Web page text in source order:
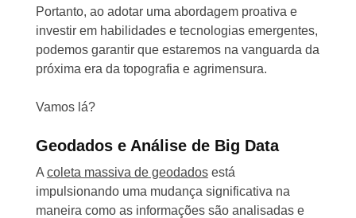
Portanto, ao adotar uma abordagem proativa e
investir em habilidades e tecnologias emergentes,
podemos garantir que estaremos na vanguarda da
próxima era da topografia e agrimensura.
Vamos lá?
Geodados e Análise de Big Data
A coleta massiva de geodadosestá
impulsionando uma mudança significativa na
maneira como as informações são analisadas e